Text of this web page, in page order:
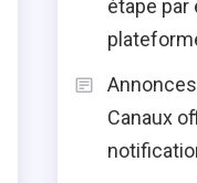
étape par
Canaux